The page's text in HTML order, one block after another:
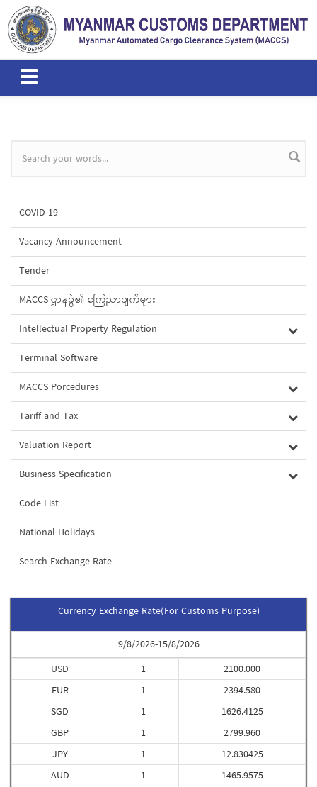
Skip to main content
Search form
COVID-19
Vacancy Announcement
Tender
MACCS ဌာနခွဲ၏ ကြေညာချက်များ
Intellectual Property Regulation
Terminal Software
MACCS Porcedures
Tariff and Tax
Valuation Report
Business Specification
Code List
National Holidays
Search Exchange Rate
Currency Exchange Rate(For Customs Purpose)
9/8/2026-15/8/2026
USD
EUR
SGD
GBP
JPY
AUD
1
1
1
1
1
1
2100.000
2394.580
1626.4125
2799.960
12.830425
1465.9575